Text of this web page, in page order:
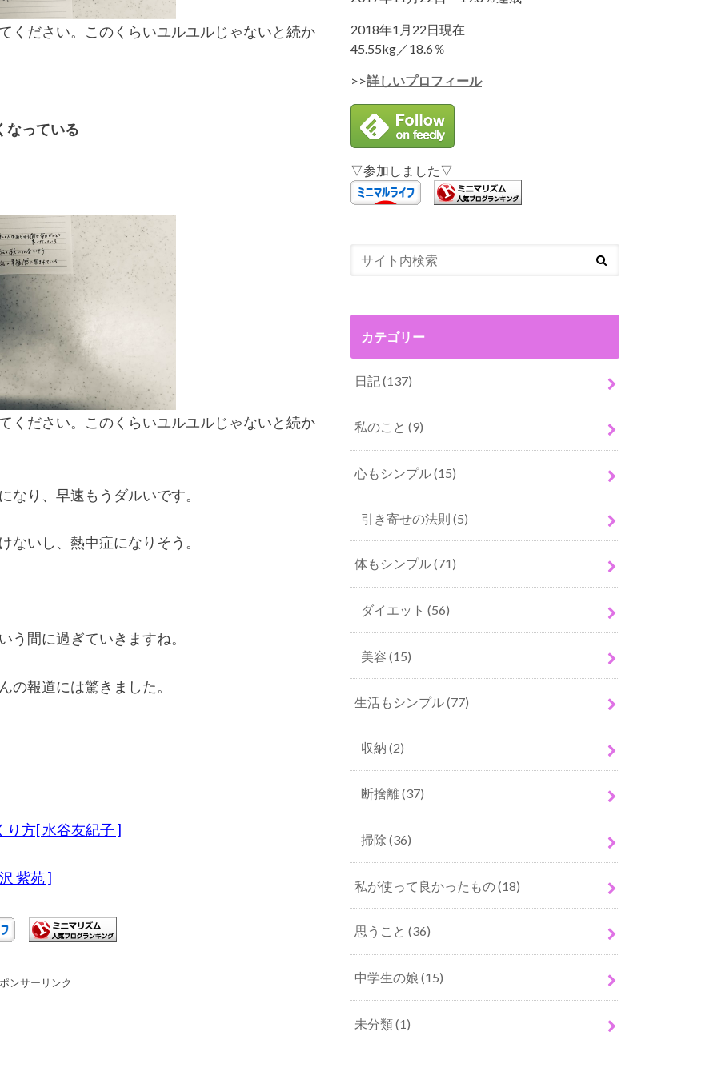
ださい。このくらいユルユルじゃないと続か
なっている
ださい。このくらいユルユルじゃないと続か
なり、早速もうダルいです。
ないし、熱中症になりそう。
う間に過ぎていきますね。
の報道には驚きました。
方[ 水谷友紀子 ]
紫苑 ]
ンサーリンク
2018年1月22日現在
45.55kg／18.6％
>>詳しいプロフィール
▽参加しました▽
カテゴリー
日記(137)
私のこと (9)
心もシンプル(15)
引き寄せの法則 (5)
体もシンプル(71)
ダイエット (56)
美容 (15)
生活もシンプル(77)
収納 (2)
断捨離(37)
掃除 (36)
私が使って良かったもの(18)
思うこと (36)
中学生の娘 (15)
未分類(1)